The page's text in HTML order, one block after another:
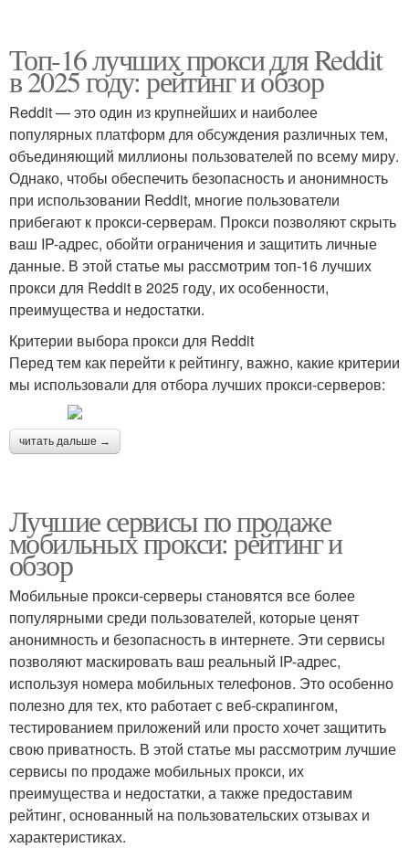
Топ-16 лучших прокси для Reddit
в 2025 году: рейтинг и обзор
Reddit — это один из крупнейших и наиболее
популярных платформ для обсуждения различных тем,
объединяющий миллионы пользователей по всему миру.
Однако, чтобы обеспечить безопасность и анонимность
при использовании Reddit, многие пользователи
прибегают к прокси-серверам. Прокси позволяют скрыть
ваш IP-адрес, обойти ограничения и защитить личные
данные. В этой статье мы рассмотрим топ-16 лучших
прокси для Reddit в 2025 году, их особенности,
преимущества и недостатки.
Критерии выбора прокси для Reddit
Перед тем как перейти к рейтингу, важно, какие критерии
мы использовали для отбора лучших прокси-серверов:
читать дальше →
Лучшие сервисы по продаже
мобильных прокси: рейтинг и
обзор
Мобильные прокси-серверы становятся все более
популярными среди пользователей, которые ценят
анонимность и безопасность в интернете. Эти сервисы
позволяют маскировать ваш реальный IP-адрес,
используя номера мобильных телефонов. Это особенно
полезно для тех, кто работает с веб-скрапингом,
тестированием приложений или просто хочет защитить
свою приватность. В этой статье мы рассмотрим лучшие
сервисы по продаже мобильных прокси, их
преимущества и недостатки, а также предоставим
рейтинг, основанный на пользовательских отзывах и
характеристиках.